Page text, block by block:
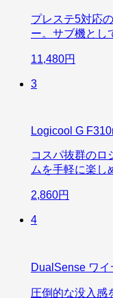
プレステ5対応
ー。サブ機とし
11,480円
3
Logicool G
コスパ抜群のロ
ムを手軽に楽し
2,860円
4
DualSense ワ
圧倒的な没入感